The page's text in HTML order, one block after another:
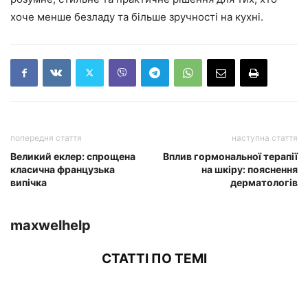
хоче менше безладу та більше зручності на кухні.
попередня стаття
Великий еклер: спрощена
класична французька
випічка
наступна стаття
Вплив гормональної терапії
на шкіру: пояснення
дерматологів
maxwelhelp
СТАТТІ ПО ТЕМІ